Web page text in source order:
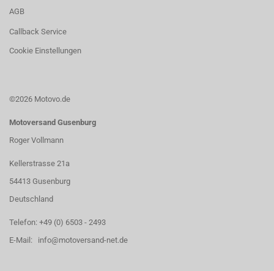
AGB
Callback Service
Cookie Einstellungen
©2026 Motovo.de
Motoversand Gusenburg
Roger Vollmann
Kellerstrasse 21a
54413 Gusenburg
Deutschland
Telefon: +49 (0) 6503 - 2493
E-Mail: info@motoversand-net.de